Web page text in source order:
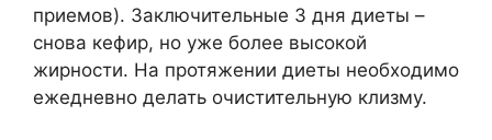
приемов). Заключительные 3 дня диеты –
снова кефир, но уже более высокой
жирности. На протяжении диеты необходимо
ежедневно делать очистительную клизму.